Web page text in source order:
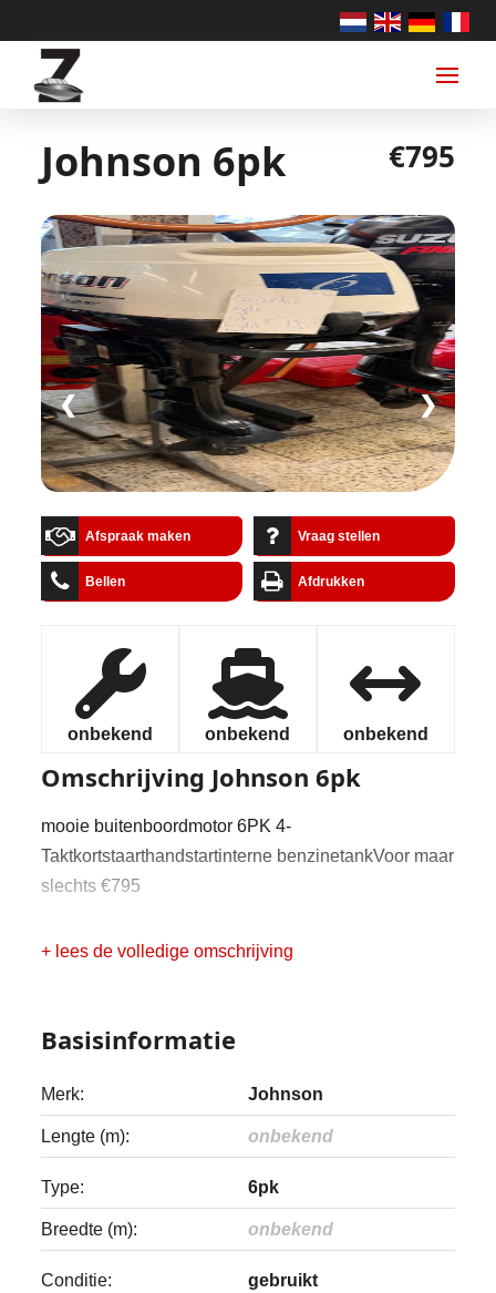
Johnson 6pk €795
❮ ❯
Afspraak maken Vraag stellen
Bellen Afdrukken
onbekend onbekend onbekend
Omschrijving Johnson 6pk
mooie buitenboordmotor 6PK 4-
Taktkortstaarthandstartinterne benzinetankVoor maar
slechts €795
+ lees de volledige omschrijving
Basisinformatie
Merk: Johnson
Lengte (m): onbekend
Type: 6pk
Breedte (m): onbekend
Conditie: gebruikt